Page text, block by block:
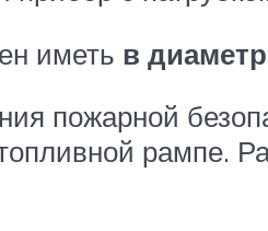
иметь в
пожарной
рампе.